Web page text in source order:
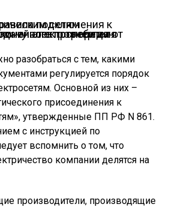
подачу электроэнергии от подстанции до конечного потребителя
разобраться с тем, какими
регулируется порядок
Основной из них –
присоединения к
утвержденные ПП РФ N 861.
с инструкцией по
вспомнить о том, что
компании делятся на
производители, производящие